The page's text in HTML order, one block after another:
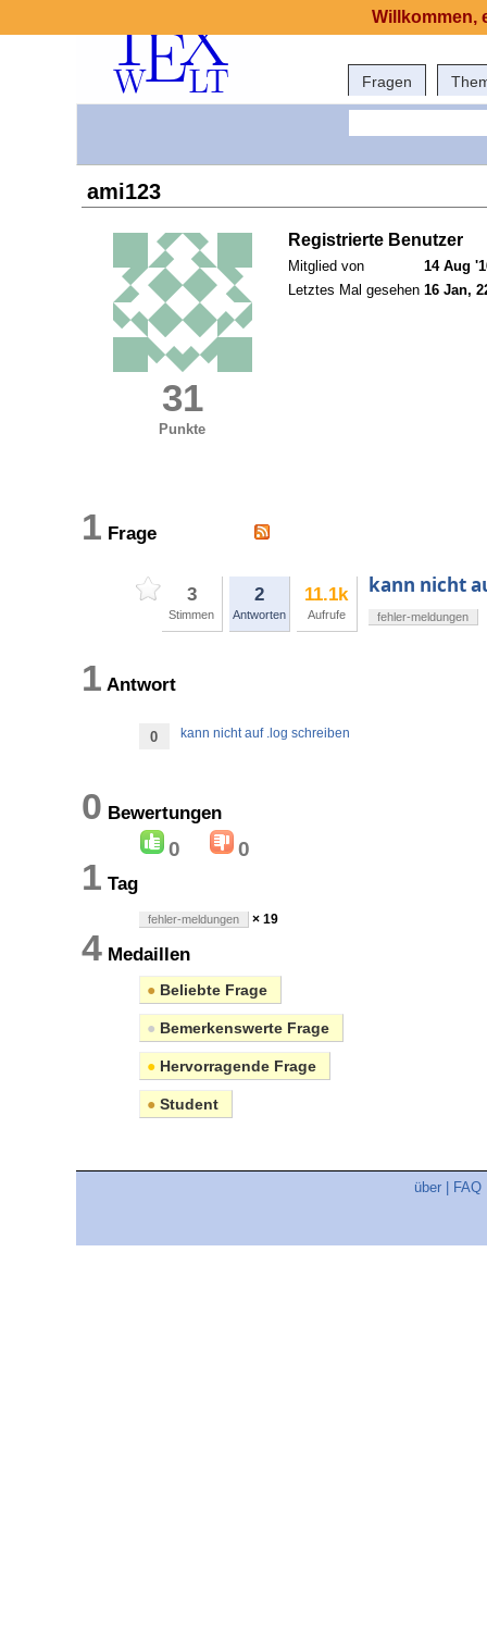
Fragen
ami123
31
Punkte
Registrierte Benutzer
Mitglied von
14 Aug
Letztes Mal gesehen 16 Jan,
1 Frage
3
Stimmen
2
Antworten
11.1k
Aufrufe
kann nicht
fehler-meldungen
1 Antwort
0 kann nicht auf .log schreiben
0 Bewertungen
0 0
1 Tag
fehler-meldungen × 19
4 Medaillen
● Beliebte Frage
● Bemerkenswerte Frage
● Hervorragende Frage
● Student
über FAQ
Willkommen,